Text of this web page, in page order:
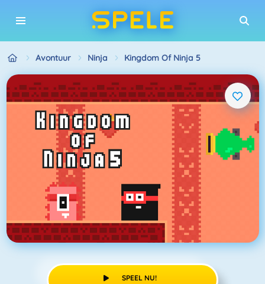
Avontuur Ninja Kingdom Of Ninja 5
SPEEL NU!